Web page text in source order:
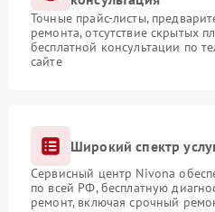
Точные прайс-листы,
ремонта, отсутствие скрытых
бесплатной консультации по
сайте
Широкий спектр
Сервисный центр Nivona
по всей РФ, бесплатную
ремонт, включая срочный